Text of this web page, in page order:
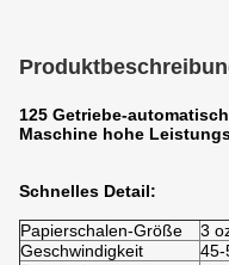
125 Getriebe-
Maschine hohe
Schnelles Detail:
Papierschalen-Größe
3
Geschwindigkeit
45-